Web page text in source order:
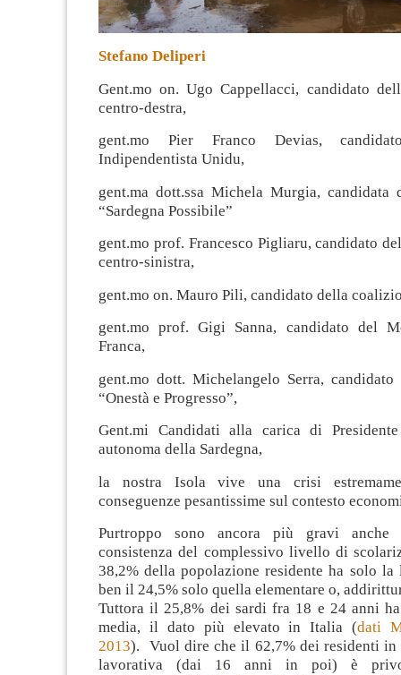
Stefano Deliperi
Gent.mo on. Ugo Cappellacci, candidato
centro-destra,
gent.mo Pier Franco Devias,
Indipendentista Unidu,
gent.ma dott.ssa Michela Murgia, candidata
“Sardegna Possibile”
gent.mo prof. Francesco Pigliaru, candidato
centro-sinistra,
gent.mo on. Mauro Pili, candidato della
gent.mo prof. Gigi Sanna, candidato del
Franca,
gent.mo dott. Michelangelo Serra,
“Onestà e Progresso”,
Gent.mi Candidati alla carica di
autonoma della Sardegna,
la nostra Isola vive una crisi
conseguenze pesantissime sul contesto
Purtroppo sono ancora più gravi
consistenza del complessivo livello di
38,2% della popolazione residente ha solo la
ben il 24,5% solo quella elementare o,
Tuttora il 25,8% dei sardi fra 18 e 24 anni
media, il dato più elevato in Italia (dati
2013). Vuol dire che il 62,7% dei residenti in
lavorativa (dai 16 anni in poi) è